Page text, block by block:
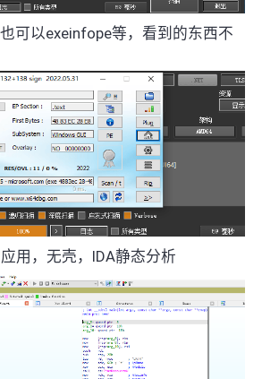
可以exeinfope等，看到的东西不
用，无壳，IDA静态分析